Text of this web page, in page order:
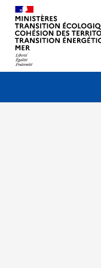
Navigation
Menu principal